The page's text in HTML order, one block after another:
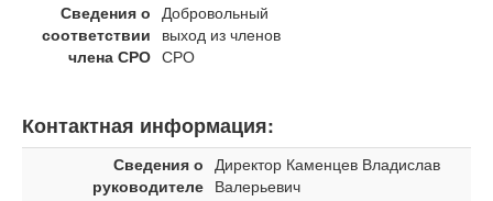
Сведения о
соответствии
члена СРО
Добровольный
выход из членов
СРО
Контактная информация:
Сведения о
руководителе
Директор Каменцев Владислав
Валерьевич